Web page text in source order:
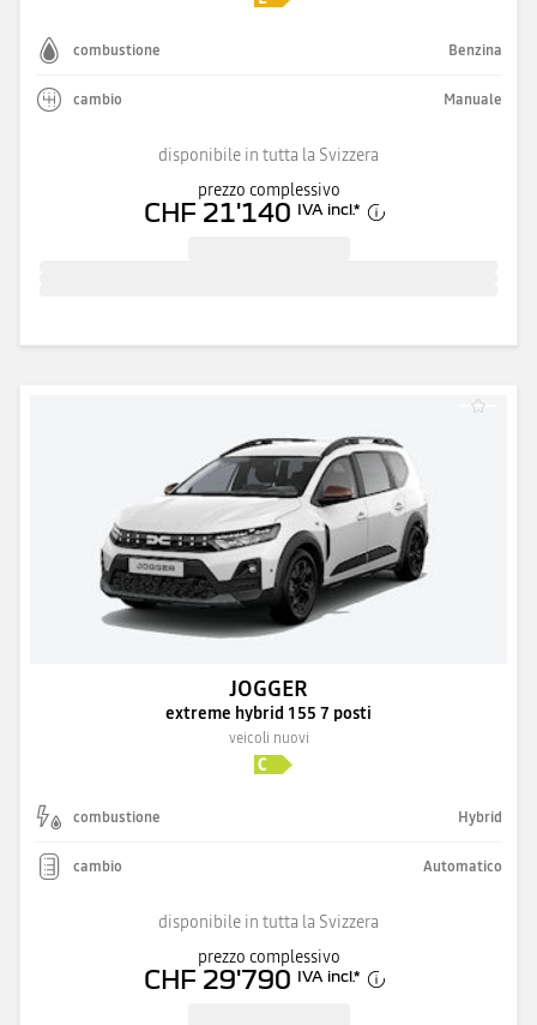
combustione Benzina
cambio Manuale
disponibile in tutta la Svizzera
prezzo complessivo
CHF 21'140 IVA incl.*
JOGGER
extreme hybrid 155 7 posti
veicoli nuovi
combustione Hybrid
cambio Automatico
disponibile in tutta la Svizzera
prezzo complessivo
CHF 29'790 IVA incl.*